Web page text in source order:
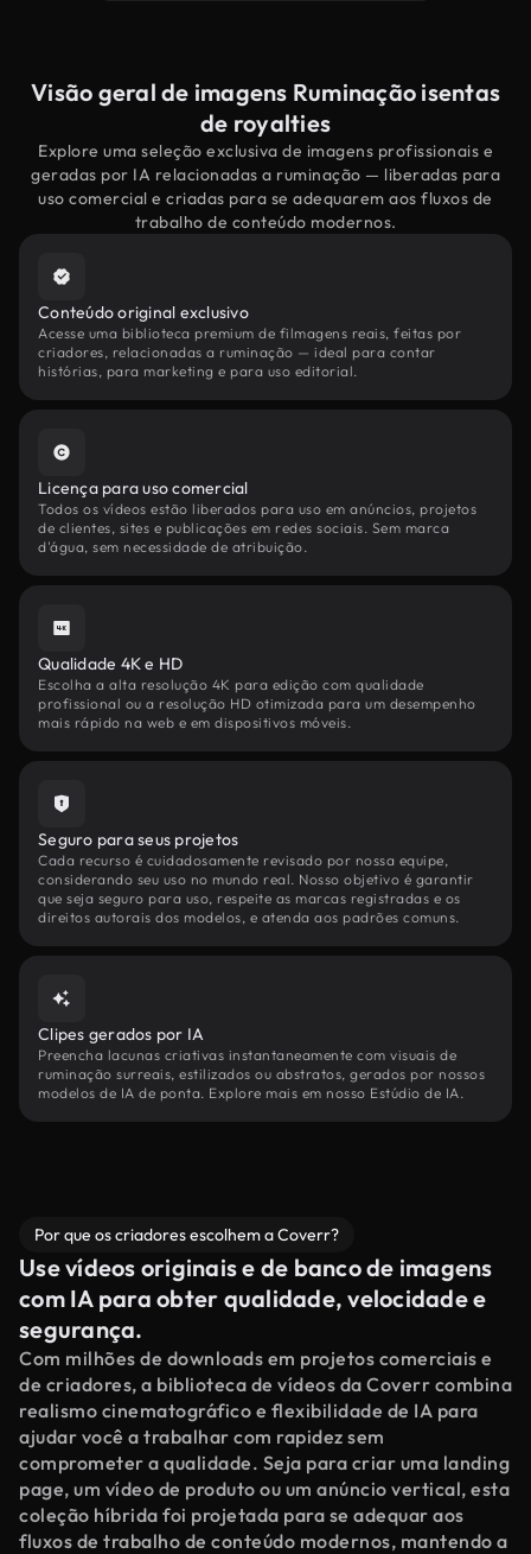
Visão geral de imagens Ruminação isentas
de royalties
Explore uma seleção exclusiva de imagens profissionais e
geradas por IA relacionadas a ruminação — liberadas para
uso comercial e criadas para se adequarem aos fluxos de
trabalho de conteúdo modernos.
Conteúdo original exclusivo
Acesse uma biblioteca premium de filmagens reais, feitas por
criadores, relacionadas a ruminação — ideal para contar
histórias, para marketing e para uso editorial.
Licença para uso comercial
Todos os vídeos estão liberados para uso em anúncios, projetos
de clientes, sites e publicações em redes sociais. Sem marca
d'água, sem necessidade de atribuição.
Qualidade 4K e HD
Escolha a alta resolução 4K para edição com qualidade
profissional ou a resolução HD otimizada para um desempenho
mais rápido na web e em dispositivos móveis.
Seguro para seus projetos
Cada recurso é cuidadosamente revisado por nossa equipe,
considerando seu uso no mundo real. Nosso objetivo é garantir
que seja seguro para uso, respeite as marcas registradas e os
direitos autorais dos modelos, e atenda aos padrões comuns.
Clipes gerados por IA
Preencha lacunas criativas instantaneamente com visuais de
ruminação surreais, estilizados ou abstratos, gerados por nossos
modelos de IA de ponta. Explore mais em nosso Estúdio de IA.
Por que os criadores escolhem a Coverr?
Use vídeos originais e de banco de imagens
com IA para obter qualidade, velocidade e
segurança.
Com milhões de downloads em projetos comerciais e
de criadores, a biblioteca de vídeos da Coverr combina
realismo cinematográfico e flexibilidade de IA para
ajudar você a trabalhar com rapidez sem
comprometer a qualidade. Seja para criar uma landing
page, um vídeo de produto ou um anúncio vertical, esta
coleção híbrida foi projetada para se adequar aos
fluxos de trabalho de conteúdo modernos, mantendo a